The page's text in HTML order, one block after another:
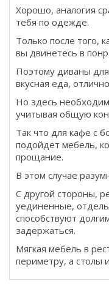
Хорошо, аналогия
тебя по одежде.
Только после того,
вы двинетесь в
Поэтому диваны
вкусная еда,
Но здесь
учитывая общую
Так что для кафе с
подойдет мебель,
прощание.
В этом случае
С другой стороны,
уединенные,
способствуют
задержаться.
Мягкая мебель в
периметру, а столы